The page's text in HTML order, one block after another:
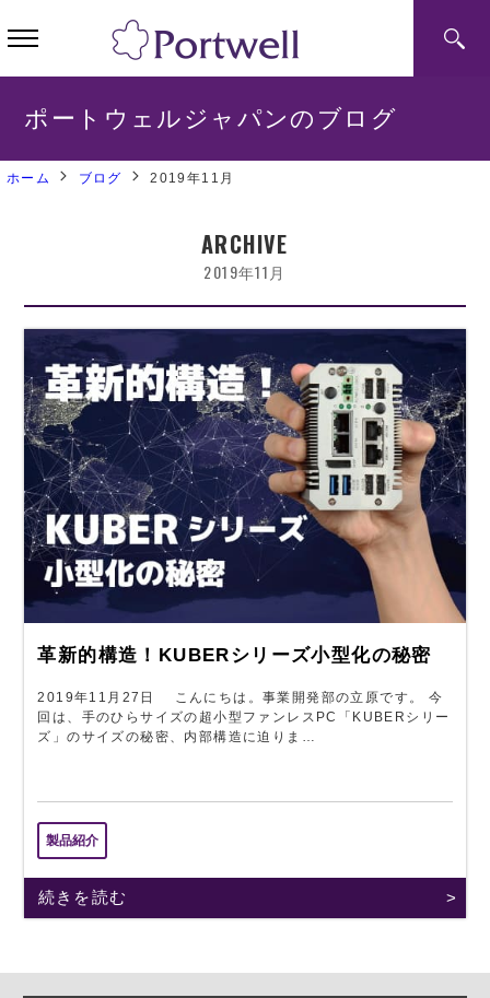
ポートウェルジャパンのブログ
ホーム ブログ 2019年11月
ARCHIVE
2019年11月
革新的構造！KUBERシリーズ小型化の秘密
2019年11月27日 こんにちは。事業開発部の立原です。 今
回は、手のひらサイズの超小型ファンレスPC「KUBERシリー
ズ」のサイズの秘密、内部構造に迫りま…
製品紹介
続きを読む